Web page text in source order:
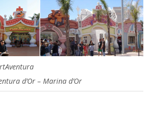
– PortAventura
d’Or – Marina d’Or